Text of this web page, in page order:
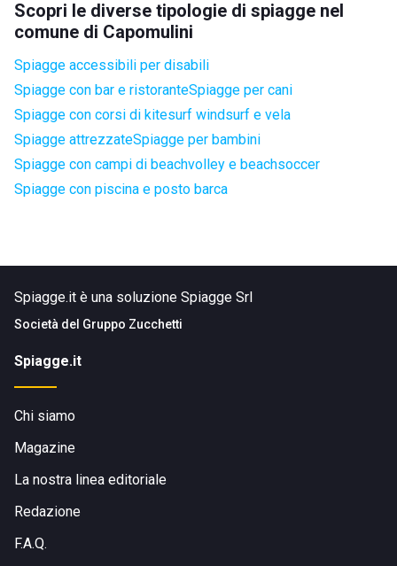
Scopri le diverse tipologie di spiagge nel
comune di Capomulini
Spiagge accessibili per disabili
Spiagge con bar e ristoranteSpiagge per cani
Spiagge con corsi di kitesurf windsurf e vela
Spiagge attrezzateSpiagge per bambini
Spiagge con campi di beachvolley e beachsoccer
Spiagge con piscina e posto barca
Spiagge.it è una soluzione Spiagge Srl
Società del Gruppo Zucchetti
Spiagge.it
Chi siamo
Magazine
La nostra linea editoriale
Redazione
F.A.Q.